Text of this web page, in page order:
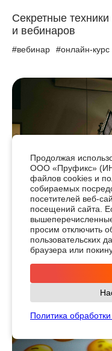
Секретные
и вебинаров
#вебинар #онлайн-курс
Что нужно для
#вебинар #онлайн-курс
Продолжая
ООО «Пруфикс»
файлов cookies и
собираемых
посетителей веб-
посещений сайта.
просим отключить
пользовательских
браузера или
Политика